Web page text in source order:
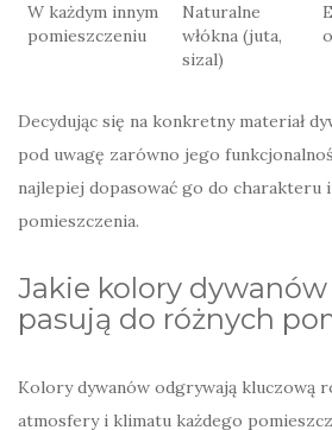
W każdym innym
pomieszczeniu
Naturalne
włókna (juta,
sizal)
Decydując się na konkretny materiał
pod uwagę zarówno jego
najlepiej dopasować go do charakteru
pomieszczenia.
Jakie kolory
pasują do różnych
Kolory dywanów odgrywają kluczową
atmosfery i klimatu każdego